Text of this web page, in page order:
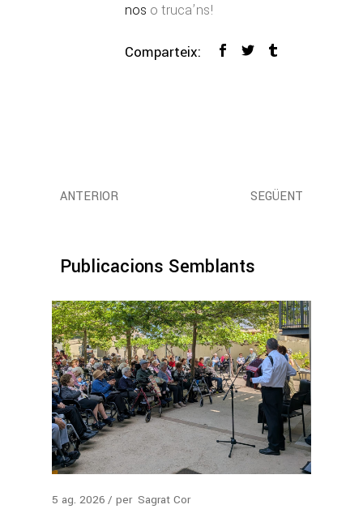
nos o truca’ns!
Comparteix:
ANTERIOR SEGÜENT
Publicacions Semblants
5 ag. 2026 per Sagrat Cor